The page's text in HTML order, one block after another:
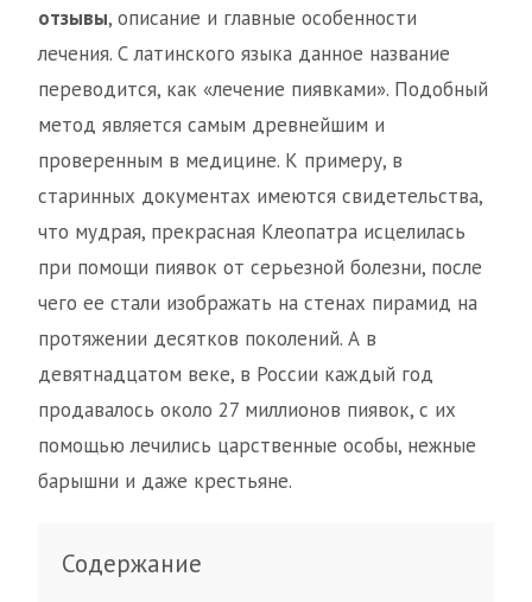
отзывы, описание и главные особенности
лечения. С латинского языка данное название
переводится, как «лечение пиявками». Подобный
метод является самым древнейшим и
проверенным в медицине. К примеру, в
старинных документах имеются свидетельства,
что мудрая, прекрасная Клеопатра исцелилась
при помощи пиявок от серьезной болезни, после
чего ее стали изображать на стенах пирамид на
протяжении десятков поколений. А в
девятнадцатом веке, в России каждый год
продавалось около 27 миллионов пиявок, с их
помощью лечились царственные особы, нежные
барышни и даже крестьяне.
Содержание